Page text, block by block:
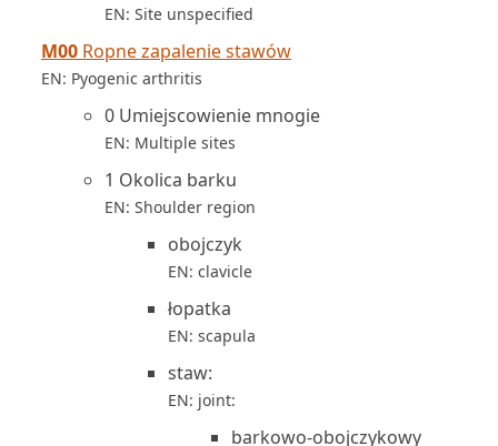
EN: Site unspecified
M00 Ropne zapalenie stawów
EN: Pyogenic arthritis
0 Umiejscowienie mnogie
EN: Multiple sites
1 Okolica barku
EN: Shoulder region
obojczyk
EN: clavicle
łopatka
EN: scapula
staw:
EN: joint:
barkowo-obojczykowy